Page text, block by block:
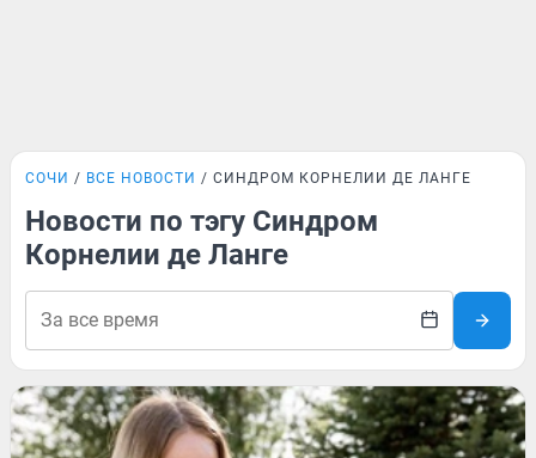
СОЧИ ВСЕ НОВОСТИ СИНДРОМ КОРНЕЛИИ ДЕ ЛАНГЕ
Новости по тэгу Синдром
Корнелии де Ланге